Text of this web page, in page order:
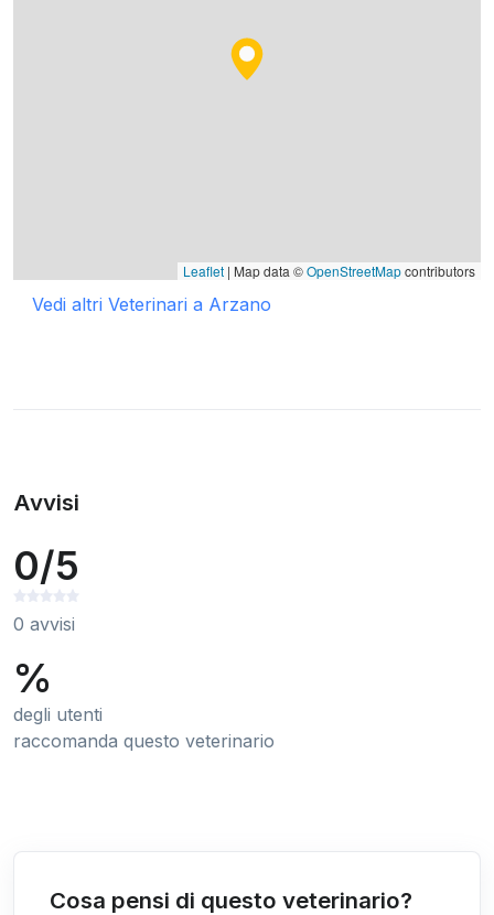
Leaflet | Map data ©OpenStreetMapcontributors
Vedi altri Veterinari a Arzano
Avvisi
0/5
0 avvisi
%
degli utenti
raccomanda questo veterinario
Cosa pensi di questo veterinario?